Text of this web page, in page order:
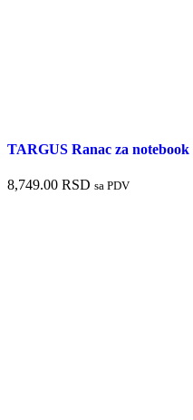
TARGUS Ranac za
8,749.00 RSD sa PDV